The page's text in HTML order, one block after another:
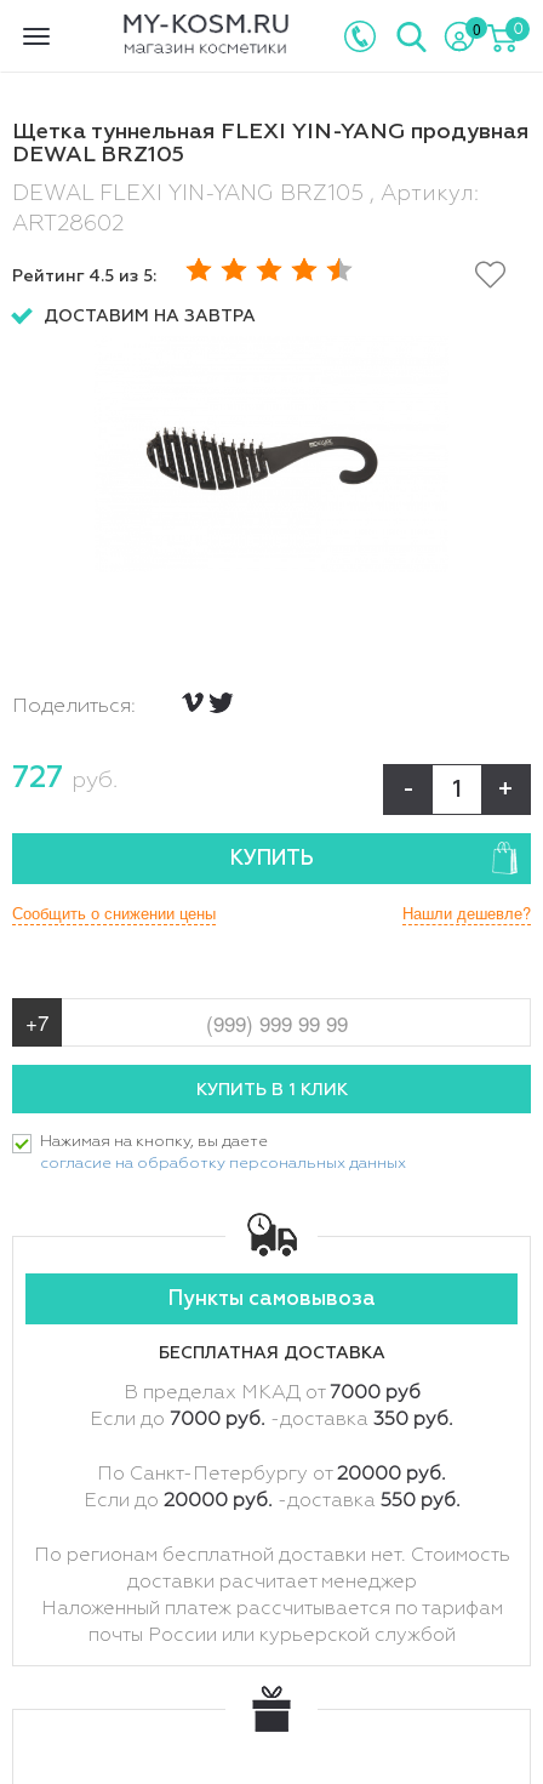
Toggle
0 0
Щетка туннельная FLEXI YIN-YANG продувная
DEWAL BRZ105
DEWAL FLEXI YIN-YANG BRZ105 , Артикул:
ART28602
Рейтинг 4.5 из 5:
ДОСТАВИМ НА ЗАВТРА
Поделиться:
727 руб. - +
КУПИТЬ
Нашли дешевле?
Сообщить о снижении цены
Нажимая на кнопку, вы даете
согласие на обработку персональных данных
Пункты самовывоза
БЕСПЛАТНАЯ ДОСТАВКА
В пределах МКАД от 7000 руб
Если до 7000 руб. -доставка 350 руб.
По Санкт-Петербургу от20000 руб.
Если до 20000 руб. -доставка 550 руб.
По регионам бесплатной доставки нет. Стоимость
доставки расчитает менеджер
Наложенный платеж рассчитывается по тарифам
почты России или курьерской службой